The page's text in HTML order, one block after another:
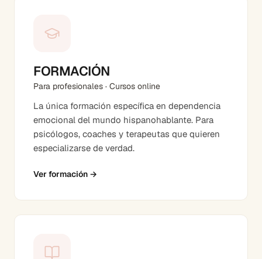
FORMACIÓN
Para profesionales · Cursos online
La única formación específica en dependencia
emocional del mundo hispanohablante. Para
psicólogos, coaches y terapeutas que quieren
especializarse de verdad.
Ver formación →